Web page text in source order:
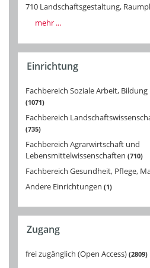
710 Landschaftsgestaltung,
mehr ...
Einrichtung
Fachbereich Soziale Arbeit,
1071
Fachbereich
735
Fachbereich Agrarwirtschaft und
Lebensmittelwissenschaften 710
Fachbereich Gesundheit, Pflege,
Andere Einrichtungen 1
Zugang
frei zugänglich (Open Access) 2809